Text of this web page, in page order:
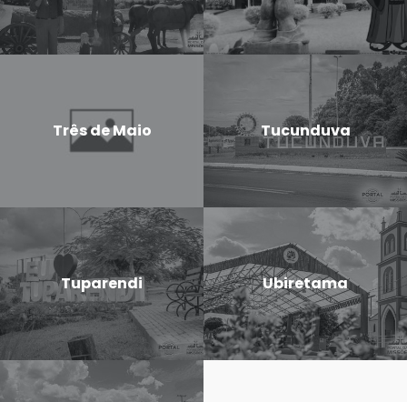
Três de Maio Tucunduva
Tuparendi Ubiretama